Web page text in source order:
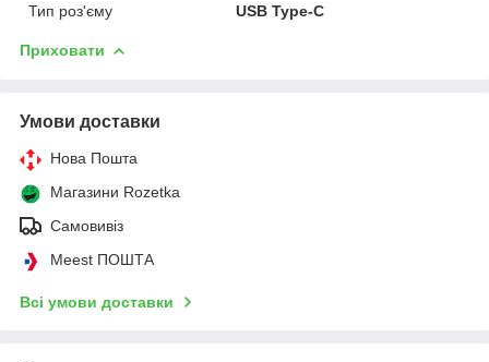
Тип роз'єму
USB Type-C
Приховати
Умови доставки
Нова Пошта
Магазини Rozetka
Самовивіз
Meest ПОШТА
Всі умови доставки